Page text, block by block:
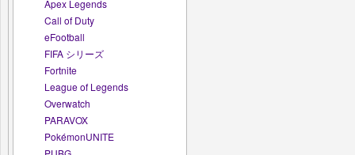
Apex Legends
Call of Duty
eFootball
FIFA シリーズ
Fortnite
League of Legends
Overwatch
PARAVOX
PokémonUNITE